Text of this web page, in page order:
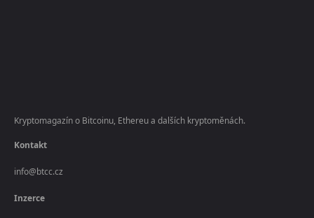
Kryptomagazín o Bitcoinu, Ethereu a dalších kryptoměnách.
Kontakt
info@btcc.cz
Inzerce